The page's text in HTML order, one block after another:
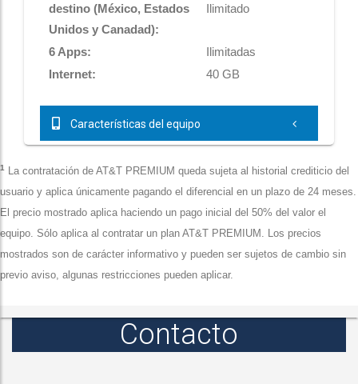
destino (México, Estados
Unidos y Canadad):
Ilimitado
6 Apps:
Ilimitadas
Internet:
40 GB
Características del equipo
1
La contratación de AT&T PREMIUM queda sujeta al historial crediticio del
usuario y aplica únicamente pagando el diferencial en un plazo de 24 meses.
El precio mostrado aplica haciendo un pago inicial del 50% del valor el
equipo. Sólo aplica al contratar un plan AT&T PREMIUM. Los precios
mostrados son de carácter informativo y pueden ser sujetos de cambio sin
previo aviso, algunas restricciones pueden aplicar.
Contacto